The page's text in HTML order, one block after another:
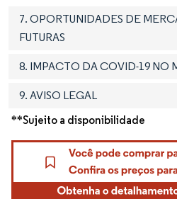
7. OPORTUNIDADES DE
FUTURAS
8. IMPACTO DA COVID-19 NO
9. AVISO LEGAL
**Sujeito a disponibilidade